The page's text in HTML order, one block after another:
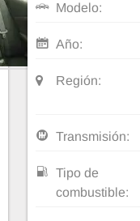
Modelo:
Año:
Región:
Transmisión:
Tipo de
combustible: